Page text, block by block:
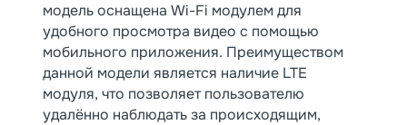
модель оснащена Wi-Fi модулем для
удобного просмотра видео с помощью
мобильного приложения. Преимуществом
данной модели является наличие LTE
модуля, что позволяет пользователю
удалённо наблюдать за происходящим,